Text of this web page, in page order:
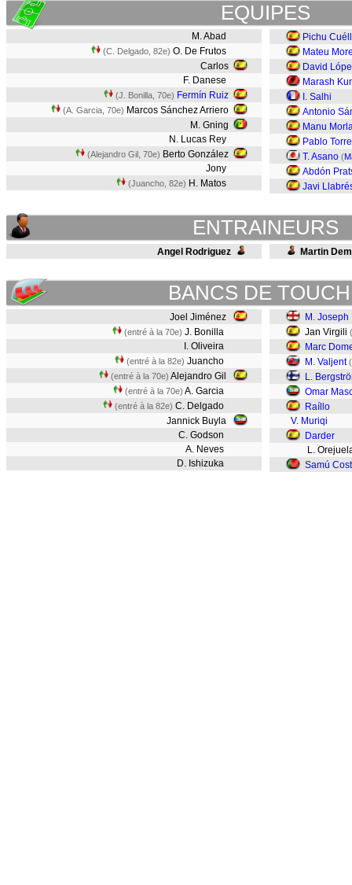
EQUIPES
M. Abad
(C. Delgado, 82e) O. De Frutos
Carlos
F. Danese
(J. Bonilla, 70e) Fermín Ruiz
(A. Garcia, 70e) Marcos Sánchez Arriero
M. Gning
N. Lucas Rey
(Alejandro Gil, 70e) Berto González
Jony
(Juancho, 82e) H. Matos
Pichu
Mateu
David
Marash
I. Salhi
Antonio
Manu
Pablo Torre
T. Asano (
Abdón
Javi
ENTRAINEURS
Angel Rodriguez Martin
BANCS DE
Joel Jiménez
(entré à la 70e) J. Bonilla
I. Oliveira
(entré à la 82e) Juancho
(entré à la 70e) Alejandro Gil
(entré à la 70e) A. Garcia
(entré à la 82e) C. Delgado
Jannick Buyla
C. Godson
A. Neves
D. Ishizuka
M. Joseph
Jan Virgili
Marc
M. Valjent
L.
Omar
Raíllo
V. Muriqi
Darder
L.
Samú